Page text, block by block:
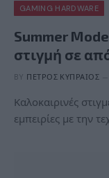
GAMING HARDWARE
Summer
στιγμή σε
BY ΠΈΤΡΟΣ ΚΥΠΡΑΊΟΣ
Καλοκαιρινές
εμπειρίες με την